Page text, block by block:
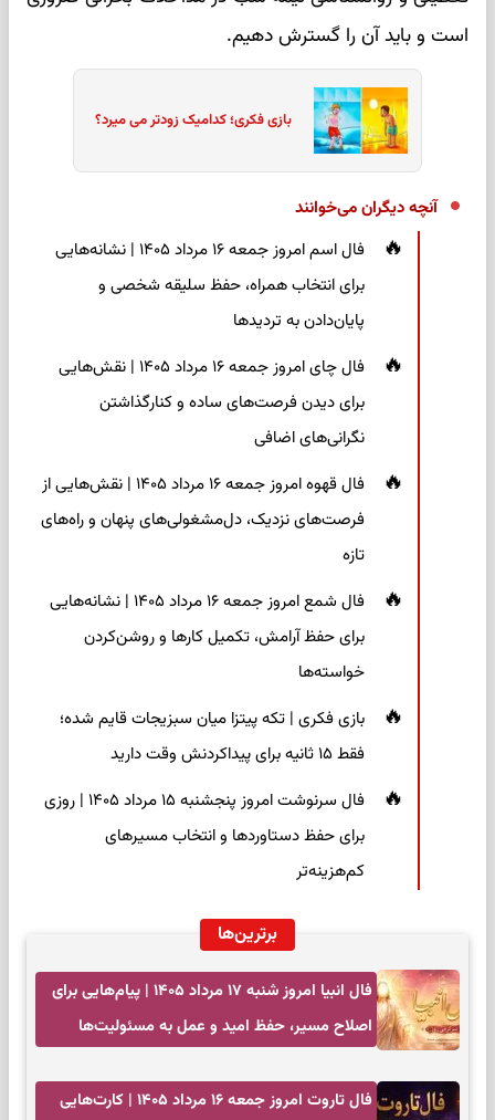
است و باید آن را گسترش دهیم.
بازی فکری؛ کدامیک زودتر می میرد؟
آنچه دیگران می‌خوانند
فال اسم امروز جمعه ۱۶ مرداد ۱۴۰۵ | نشانه‌هایی
برای انتخاب همراه، حفظ سلیقه شخصی و
پایان‌دادن به تردیدها
فال چای امروز جمعه ۱۶ مرداد ۱۴۰۵ | نقش‌هایی
برای دیدن فرصت‌های ساده و کنارگذاشتن
نگرانی‌های اضافی
فال قهوه امروز جمعه ۱۶ مرداد ۱۴۰۵ | نقش‌هایی از
فرصت‌های نزدیک، دل‌مشغولی‌های پنهان و راه‌های
تازه
فال شمع امروز جمعه ۱۶ مرداد ۱۴۰۵ | نشانه‌هایی
برای حفظ آرامش، تکمیل کارها و روشن‌کردن
خواسته‌ها
بازی فکری | تکه پیتزا میان سبزیجات قایم شده؛
فقط ۱۵ ثانیه برای پیداکردنش وقت دارید
فال سرنوشت امروز پنجشنبه ۱۵ مرداد ۱۴۰۵ | روزی
برای حفظ دستاوردها و انتخاب مسیرهای
کم‌هزینه‌تر
برترین‌ها
فال انبیا امروز شنبه ۱۷ مرداد ۱۴۰۵ | پیام‌هایی برای
اصلاح مسیر، حفظ امید و عمل به مسئولیت‌ها
فال تاروت امروز جمعه ۱۶ مرداد ۱۴۰۵ | کارت‌هایی